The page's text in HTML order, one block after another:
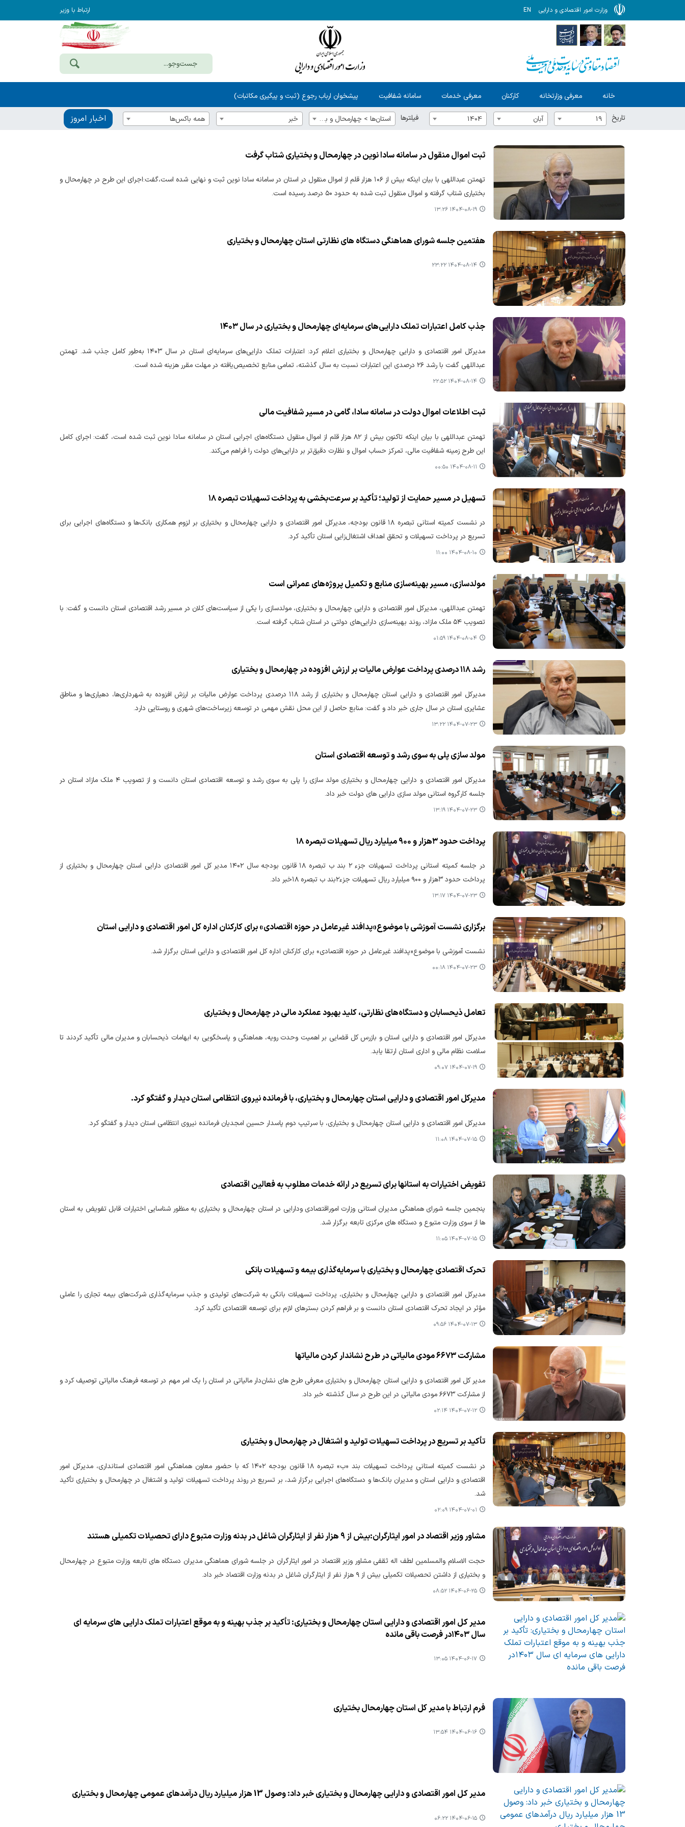
وزارت امور اقتصادی و دارایی EN ارتباط با وزیر
خانه معرفی وزارتخانه کارکنان معرفی خدمات سامانه شفافیت پیشخوان ارباب رجوع (ثبت و پیگیری مکاتبات)
تاریخ 19 آبان 1404 فیلترها استان‌ها > چهارمحال و بختياري خبر همه باکس‌ها اخبار امروز
ثبت اموال منقول در سامانه سادا نوین در چهارمحال و بختیاری شتاب گرفت
تهمتن عبداللهی با بیان اینکه بیش از ۱۰۶ هزار قلم از اموال منقول در استان در سامانه سادا نوین ثبت و نهایی شده است،گفت:اجرای این طرح در چهارمحال و
بختیاری شتاب گرفته و اموال منقول ثبت شده به حدود ۵۰ درصد رسیده است.
۱۴۰۴-۰۸-۱۹ ۱۳:۲۶
هفتمین جلسه شورای هماهنگی دستگاه های نظارتی استان چهارمحال و بختیاری
۱۴۰۴-۰۸-۱۴ ۲۳:۲۲
جذب کامل اعتبارات تملک دارایی‌های سرمایه‌ای چهارمحال و بختیاری در سال ۱۴۰۳
مدیرکل امور اقتصادی و دارایی چهارمحال و بختیاری اعلام کرد: اعتبارات تملک دارایی‌های سرمایه‌ای استان در سال ۱۴۰۳ به‌طور کامل جذب شد. تهمتن
عبداللهی گفت با رشد ۲۶ درصدی این اعتبارات نسبت به سال گذشته، تمامی منابع تخصیص‌یافته در مهلت مقرر هزینه شده است.
۱۴۰۴-۰۸-۱۴ ۲۲:۵۲
ثبت اطلاعات اموال دولت در سامانه سادا، گامی در مسیر شفافیت مالی
تهمتن عبداللهی با بیان اینکه تاکنون بیش از ۸۲ هزار قلم از اموال منقول دستگاه‌های اجرایی استان در سامانه سادا نوین ثبت شده است، گفت: اجرای کامل
این طرح زمینه شفافیت مالی، تمرکز حساب اموال و نظارت دقیق‌تر بر دارایی‌های دولت را فراهم می‌کند.
۱۴۰۴-۰۸-۱۱ ۰۰:۵۰
تسهیل در مسیر حمایت از تولید؛ تأکید بر سرعت‌بخشی به پرداخت تسهیلات تبصره ۱۸
در نشست کمیته استانی تبصره ۱۸ قانون بودجه، مدیرکل امور اقتصادی و دارایی چهارمحال و بختیاری بر لزوم همکاری بانک‌ها و دستگاه‌های اجرایی برای
تسریع در پرداخت تسهیلات و تحقق اهداف اشتغال‌زایی استان تأکید کرد.
۱۴۰۴-۰۸-۱۰ ۱۱:۰۰
مولدسازی، مسیر بهینه‌سازی منابع و تکمیل پروژه‌های عمرانی است
تهمتن عبداللهی، مدیرکل امور اقتصادی و دارایی چهارمحال و بختیاری، مولدسازی را یکی از سیاست‌های کلان در مسیر رشد اقتصادی استان دانست و گفت: با
تصویب ۵۴ ملک مازاد، روند بهینه‌سازی دارایی‌های دولتی در استان شتاب گرفته است.
۱۴۰۴-۰۸-۰۴ ۰۱:۵۹
رشد ۱۱۸ درصدی پرداخت عوارض مالیات بر ارزش افزوده در چهارمحال و بختیاری
مدیرکل امور اقتصادی و دارایی استان چهارمحال و بختیاری از رشد ۱۱۸ درصدی پرداخت عوارض مالیات بر ارزش افزوده به شهرداری‌ها، دهیاری‌ها و مناطق
عشایری استان در سال جاری خبر داد و گفت: منابع حاصل از این محل نقش مهمی در توسعه زیرساخت‌های شهری و روستایی دارد.
۱۴۰۴-۰۷-۲۳ ۱۳:۲۲
مولد سازی پلی به سوی رشد و توسعه اقتصادی استان
مدیرکل امور اقتصادی و دارایی چهارمحال و بختیاری مولد سازی را پلی به سوی رشد و توسعه اقتصادی استان دانست و از تصویب ۴ ملک مازاد استان در
جلسه کارگروه استانی مولد سازی دارایی های دولت خبر داد.
۱۴۰۴-۰۷-۲۳ ۱۳:۱۹
پرداخت حدود ۳هزار و ۹۰۰ میلیارد ریال تسهیلات تبصره ۱۸
در جلسه کمیته استانی پرداخت تسهیلات جزء ۲ بند ب تبصره ۱۸ قانون بودجه سال ۱۴۰۲ مدیر کل امور اقتصادی دارایی استان چهارمحال و بختیاری از
پرداخت حدود ۳هزار و ۹۰۰ میلیارد ریال تسهیلات جزء۲بند ب تبصره ۱۸خبر داد.
۱۴۰۴-۰۷-۲۳ ۱۳:۱۷
برگزاری نشست آموزشی با موضوع«پدافند غیرعامل در حوزه اقتصادی» برای کارکنان اداره کل امور اقتصادی و دارایی استان
نشست آموزشی با موضوع«پدافند غیرعامل در حوزه اقتصادی» برای کارکنان اداره کل امور اقتصادی و دارایی استان برگزار شد.
۱۴۰۴-۰۷-۲۳ ۰۰:۱۸
تعامل ذیحسابان و دستگاه‌های نظارتی، کلید بهبود عملکرد مالی در چهارمحال و بختیاری
مدیرکل امور اقتصادی و دارایی استان و بازرس کل قضایی بر اهمیت وحدت رویه، هماهنگی و پاسخگویی به ابهامات ذیحسابان و مدیران مالی تأکید کردند تا
سلامت نظام مالی و اداری استان ارتقا یابد.
۱۴۰۴-۰۷-۱۹ ۰۹:۰۷
مدیرکل امور اقتصادی و دارایی استان چهارمحال و بختیاری، با فرمانده نیروی انتظامی استان دیدار و گفتگو کرد.
مدیرکل امور اقتصادی و دارایی استان چهارمحال و بختیاری، با سرتیپ دوم پاسدار حسین امجدیان فرمانده نیروی انتظامی استان دیدار و گفتگو کرد.
۱۴۰۴-۰۷-۱۵ ۱۱:۰۸
تفویض اختیارات به استانها برای تسریع در ارائه خدمات مطلوب به فعالین اقتصادی
پنجمین جلسه شورای هماهنگی مدیران استانی وزارت اموراقتصادی ودارایی در استان چهارمحال و بختیاری به منظور شناسایی اختیارات قابل تفویض به استان
ها از سوی وزارت متبوع و دستگاه های مرکزی تابعه برگزار شد.
۱۴۰۴-۰۷-۱۵ ۱۱:۰۵
تحرک اقتصادی چهارمحال و بختیاری با سرمایه‌گذاری بیمه و تسهیلات بانکی
مدیرکل امور اقتصادی و دارایی چهارمحال و بختیاری، پرداخت تسهیلات بانکی به شرکت‌های تولیدی و جذب سرمایه‌گذاری شرکت‌های بیمه تجاری را عاملی
مؤثر در ایجاد تحرک اقتصادی استان دانست و بر فراهم کردن بسترهای لازم برای توسعه اقتصادی تأکید کرد.
۱۴۰۴-۰۷-۱۳ ۰۹:۵۶
مشارکت ۶۶۷۳ مودی مالیاتی در طرح نشاندار کردن مالیاتها
مدیر کل امور اقتصادی و دارایی استان چهارمحال و بختیاری معرفی طرح های نشان‌دار مالیاتی در استان را یک امر مهم در توسعه فرهنگ مالیاتی توصیف کرد و
از مشارکت ۶۶۷۳ مودی مالیاتی در این طرح در سال گذشته خبر داد.
۱۴۰۴-۰۷-۱۲ ۰۲:۱۴
تأکید بر تسریع در پرداخت تسهیلات تولید و اشتغال در چهارمحال و بختیاری
در نشست کمیته استانی پرداخت تسهیلات بند «ب» تبصره ۱۸ قانون بودجه ۱۴۰۲ که با حضور معاون هماهنگی امور اقتصادی استانداری، مدیرکل امور
اقتصادی و دارایی استان و مدیران بانک‌ها و دستگاه‌های اجرایی برگزار شد، بر تسریع در روند پرداخت تسهیلات تولید و اشتغال در چهارمحال و بختیاری تأکید
شد.
۱۴۰۴-۰۷-۰۱ ۰۲:۰۹
مشاور وزیر اقتصاد در امور ایثارگران:بیش از ۹ هزار نفر از ایثارگران شاغل در بدنه وزارت متبوع دارای تحصیلات تکمیلی هستند
حجت الاسلام والمسلمین لطف اله ثقفی مشاور وزیر اقتصاد در امور ایثارگران در جلسه شورای هماهنگی مدیران دستگاه های تابعه وزارت متبوع در چهارمحال
و بختیاری از داشتن تحصیلات تکمیلی بیش از ۹ هزار نفر از ایثارگران شاغل در بدنه وزارت اقتصاد خبر داد.
۱۴۰۴-۰۶-۲۵ ۰۸:۵۲
مدیر كل امور اقتصادی و دارایی استان چهارمحال و بختیاری: تأكید بر جذب بهینه و به موقع اعتبارات تملك دارایی های سرمایه ای
سال ۱۴۰۳در فرصت باقی مانده
۱۴۰۴-۰۶-۱۷ ۱۳:۰۵
فرم ارتباط با مدیر کل استان چهارمحال بختیاری
۱۴۰۴-۰۶-۱۶ ۱۳:۵۴
مدیر كل امور اقتصادی و دارایی چهارمحال و بختیاری خبر داد: وصول 13 هزار میلیارد ریال درآمدهای عمومی چهارمحال و بختیاری
۱۴۰۴-۰۶-۱۵ ۰۶:۲۲